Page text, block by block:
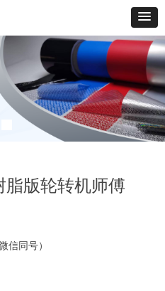
脂版轮转机师傅
信同号）